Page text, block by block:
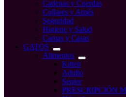
Cadenas y Cuerdas
Collares y Arnés
Seguridad
Higiene y Salud
Camas y Casas
GATOS
Alimentos
Kitten
Adulto
Senior
PRESCRIPCIÓN